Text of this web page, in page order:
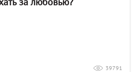
39791